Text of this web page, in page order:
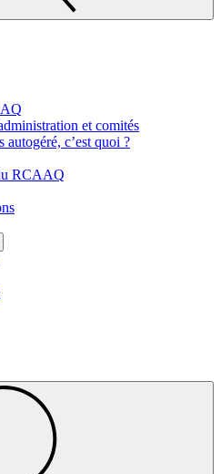
et comités
autogéré, c’est quoi ?
RCAAQ